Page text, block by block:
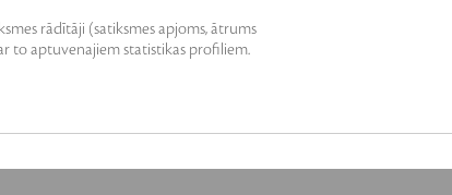
rādītāji (satiksmes apjoms, ātrums
to aptuvenajiem statistikas profiliem.